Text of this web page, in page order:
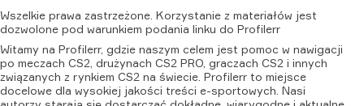
Wszelkie prawa zastrzeżone. Korzystanie z materiałów jest
dozwolone pod warunkiem podania linku do Profilerr
Witamy na Profilerr, gdzie naszym celem jest pomoc w nawigacji
po meczach CS2, drużynach CS2 PRO, graczach CS2 i innych
związanych z rynkiem CS2 na świecie. Profilerr to miejsce
docelowe dla wysokiej jakości treści e-sportowych. Nasi